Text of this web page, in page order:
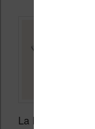
La Paper Pure